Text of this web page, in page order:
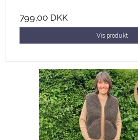
799,00 DKK
Vis produkt